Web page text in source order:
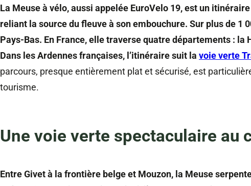
La Meuse à vélo, aussi appelée EuroVelo 19, est un
reliant la source du fleuve à son embouchure. Sur plus de 1
Pays-Bas. En France, elle traverse quatre départements :
Dans les Ardennes françaises, l’itinéraire suit la voie verte
parcours, presque entièrement plat et sécurisé, est
tourisme.
Une voie verte spectaculaire au
Entre Givet à la frontière belge et Mouzon, la Meuse